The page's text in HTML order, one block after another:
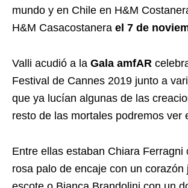
mundo y en Chile en H&M
H&M Casacostanera el 7 de
Valli acudió a la Gala amfAR
Festival de Cannes 2019 junto a
que ya lucían algunas de las
resto de las mortales podremos ver
Entre ellas estaban Chiara Ferragni
rosa palo de encaje con un corazón